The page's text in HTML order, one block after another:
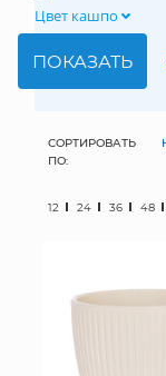
Цвет кашпо
СОРТИРОВАТЬ
ПО:
12 24 36 48